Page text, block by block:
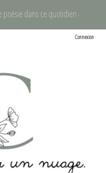
poésie dans ce quotidien -
Connexion